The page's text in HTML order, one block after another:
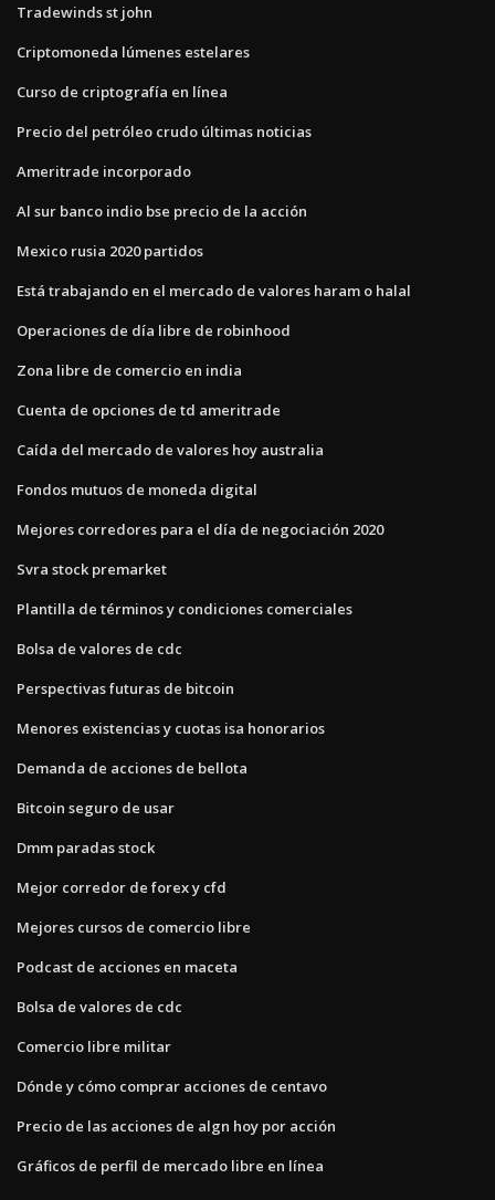
Tradewinds st john
Criptomoneda lúmenes estelares
Curso de criptografía en línea
Precio del petróleo crudo últimas noticias
Ameritrade incorporado
Al sur banco indio bse precio de la acción
Mexico rusia 2020 partidos
Está trabajando en el mercado de valores haram o halal
Operaciones de día libre de robinhood
Zona libre de comercio en india
Cuenta de opciones de td ameritrade
Caída del mercado de valores hoy australia
Fondos mutuos de moneda digital
Mejores corredores para el día de negociación 2020
Svra stock premarket
Plantilla de términos y condiciones comerciales
Bolsa de valores de cdc
Perspectivas futuras de bitcoin
Menores existencias y cuotas isa honorarios
Demanda de acciones de bellota
Bitcoin seguro de usar
Dmm paradas stock
Mejor corredor de forex y cfd
Mejores cursos de comercio libre
Podcast de acciones en maceta
Bolsa de valores de cdc
Comercio libre militar
Dónde y cómo comprar acciones de centavo
Precio de las acciones de algn hoy por acción
Gráficos de perfil de mercado libre en línea